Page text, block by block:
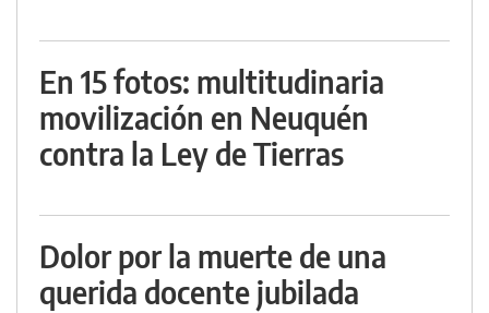
En 15 fotos: multitudinaria
movilización en Neuquén
contra la Ley de Tierras
Dolor por la muerte de una
querida docente jubilada